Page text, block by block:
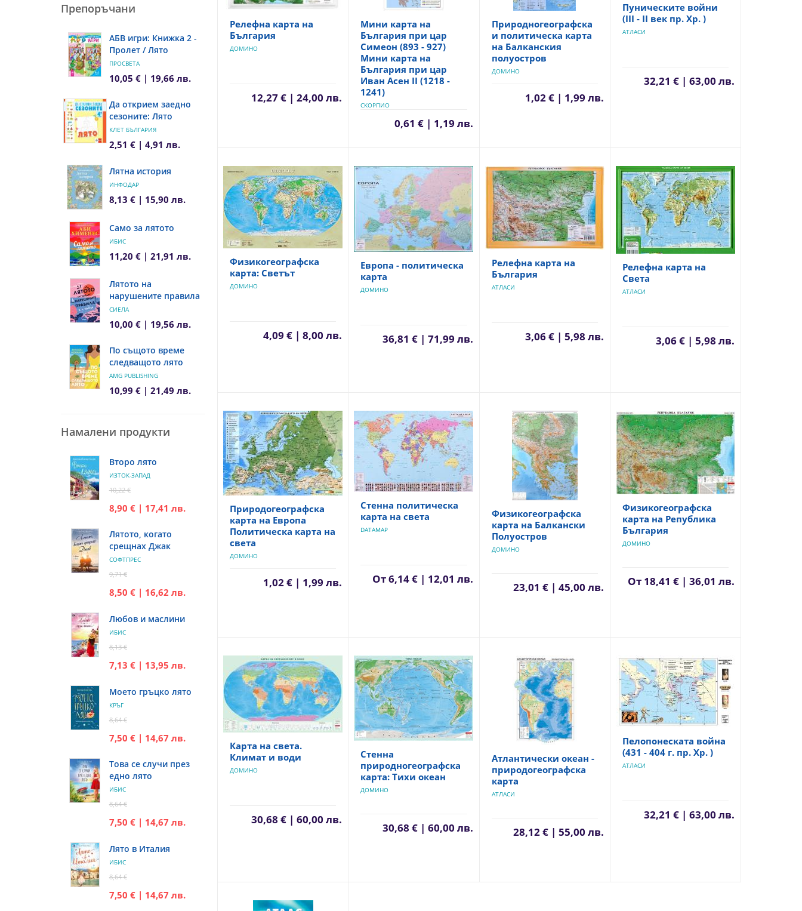
Препоръчани
АБВ игри: Книжка 2 -
Пролет / Лято
ПРОСВЕТА
10,05 € | 19,66 лв.
Да открием заедно
сезоните: Лято
КЛЕТ БЪЛГАРИЯ
2,51 € | 4,91 лв.
Лятна история
ИНФОДАР
8,13 € | 15,90 лв.
Само за лятото
ИБИС
11,20 € | 21,91 лв.
Лятото на
нарушените правила
СИЕЛА
10,00 € | 19,56 лв.
По същото време
следващото лято
AMG PUBLISHING
10,99 € | 21,49 лв.
Намалени продукти
Второ лято
ИЗТОК-ЗАПАД
10,22 €
8,90 € | 17,41 лв.
Лятото, когато
срещнах Джак
СОФТПРЕС
9,71 €
8,50 € | 16,62 лв.
Любов и маслини
ИБИС
8,13 €
7,13 € | 13,95 лв.
Моето гръцко лято
КРЪГ
8,64 €
7,50 € | 14,67 лв.
Това се случи през
едно лято
ИБИС
8,64 €
7,50 € | 14,67 лв.
Лято в Италия
ИБИС
8,64 €
7,50 € | 14,67 лв.
Релефна карта на
България
ДОМИНО
12,27 € | 24,00 лв.
Мини карта на
България при цар
Симеон (893 - 927)
Мини карта на
България при цар
Иван Асен II (1218 -
1241)
СКОРПИО
0,61 € | 1,19 лв.
Природногеографска
и политическа карта
на Балканския
полуостров
ДОМИНО
1,02 € | 1,99 лв.
Пуническите войни
(ІІІ - ІІ век пр. Хр. )
АТЛАСИ
32,21 € | 63,00 лв.
Физикогеографска
карта: Светът
ДОМИНО
4,09 € | 8,00 лв.
Европа - политическа
карта
ДОМИНО
36,81 € | 71,99 лв.
Релефна карта на
България
АТЛАСИ
3,06 € | 5,98 лв.
Релефна карта на
Света
АТЛАСИ
3,06 € | 5,98 лв.
Природогеографска
карта на Европа
Политическа карта на
света
ДОМИНО
1,02 € | 1,99 лв.
Стенна политическа
карта на света
DATAMAP
От6,14 € | 12,01 лв.
Физикогеографска
карта на Балкански
Полуостров
ДОМИНО
23,01 € | 45,00 лв.
Физикогеографска
карта на Република
България
ДОМИНО
От 18,41 € | 36,01 лв.
Карта на света.
Климат и води
ДОМИНО
30,68 € | 60,00 лв.
Стенна
природногеографска
карта: Тихи океан
ДОМИНО
30,68 € | 60,00 лв.
Атлантически океан -
природогеографска
карта
АТЛАСИ
28,12 € | 55,00 лв.
Пелопонеската война
(431 - 404 г. пр. Хр. )
АТЛАСИ
32,21 € | 63,00 лв.